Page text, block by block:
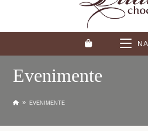
Evenimente
» EVENIMENTE